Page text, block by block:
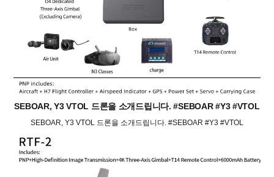
SEBOAR, Y3 VTOL 드론을 소개드립니다. #SEBOAR #Y3 #VTOL
SEBOAR, Y3 VTOL 드론을 소개드립니다. #SEBOAR #Y3 #VTOL